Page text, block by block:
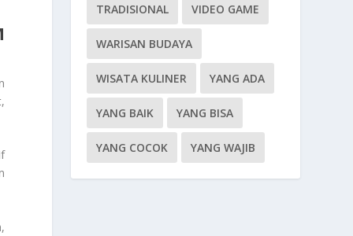
TRADISIONAL VIDEO GAME
WARISAN BUDAYA
WISATA KULINER YANG ADA
YANG BAIK YANG BISA
YANG COCOK YANG WAJIB